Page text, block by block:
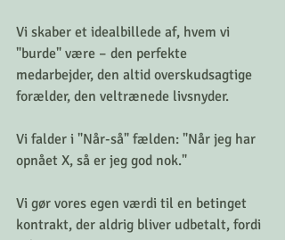
Vi skaber et idealbillede af, hvem vi
"burde" være – den perfekte
medarbejder, den altid overskudsagtige
forælder, den veltrænede livsnyder.
Vi falder i "Når-så" fælden: "Når jeg har
opnået X, så er jeg god nok."
Vi gør vores egen værdi til en betinget
kontrakt, der aldrig bliver udbetalt, fordi